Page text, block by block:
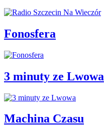
Fonosfera
3 minuty ze Lwowa
Machina Czasu